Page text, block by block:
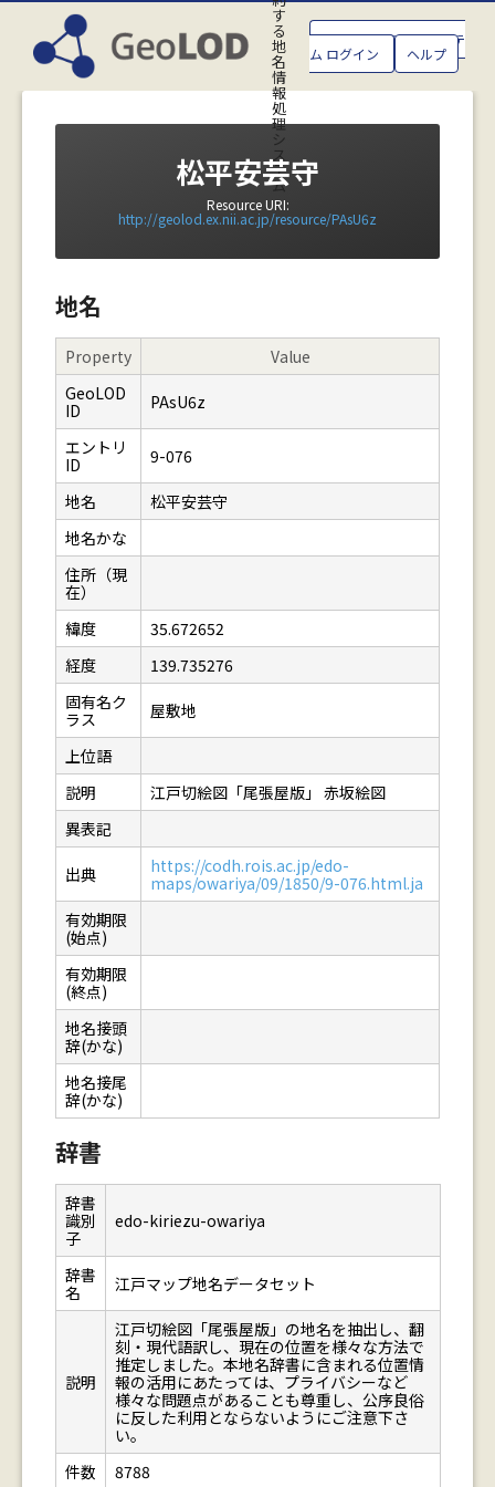
す
る
地
名
情
報
処
理
シ
ス
テ
ム
GeoLOD地名管理システ
ム ログイン ヘルプ
松平安芸守
Resource URI:
http://geolod.ex.nii.ac.jp/resource/PAsU6z
地名
Property
Value
GeoLOD
ID
PAsU6z
エントリ
ID
9-076
地名
松平安芸守
地名かな
住所（現
在）
緯度
35.672652
経度
139.735276
固有名ク
ラス
屋敷地
上位語
説明
江戸切絵図「尾張屋版」 赤坂絵図
異表記
出典
https://codh.rois.ac.jp/edo-
maps/owariya/09/1850/9-076.html.ja
有効期限
(始点)
有効期限
(終点)
地名接頭
辞(かな)
地名接尾
辞(かな)
辞書
辞書
識別
子
edo-kiriezu-owariya
辞書
名
江戸マップ地名データセット
説明
江戸切絵図「尾張屋版」の地名を抽出し、翻
刻・現代語訳し、現在の位置を様々な方法で
推定しました。本地名辞書に含まれる位置情
報の活用にあたっては、プライバシーなど
様々な問題点があることも尊重し、公序良俗
に反した利用とならないようにご注意下さ
い。
件数
8788